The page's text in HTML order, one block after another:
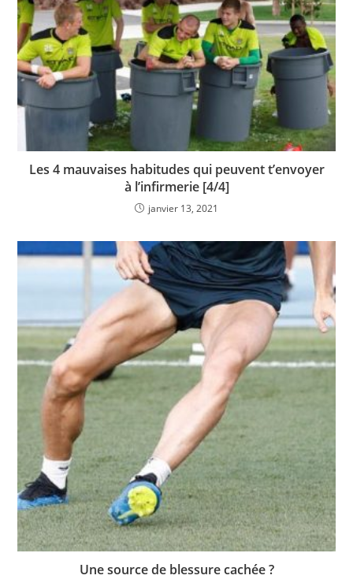
Les 4 mauvaises habitudes qui peuvent t’envoyer
à l’infirmerie [4/4]
janvier 13, 2021
Une source de blessure cachée ?